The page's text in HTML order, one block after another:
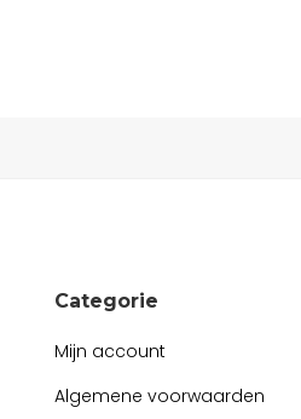
Categorie
Mijn account
Algemene voorwaarden